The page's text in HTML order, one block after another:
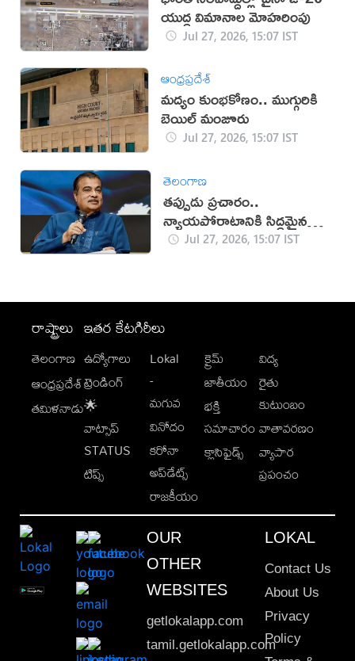
యుద్ధ విమానాల మోహరింపు
Jul 27, 2026, 15:07 IST
ఆంధ్రప్రదేశ్
మద్యం కుంభకోణం.. ముగ్గురికి
బెయిల్ మంజూరు
Jul 27, 2026, 15:07 IST
తెలంగాణ
తప్పుడు ప్రచారం..
న్యాయపోరాటానికి సిద్ధమైన
గడ్కరీ!Jul 27, 2026, 15:07 IST
రాష్ట్రాలు
తెలంగాణ
ఆంధ్రప్రదేశ్
తమిళనాడు
ఇతర కేటగిరీలు
ఉద్యోగాలు
ట్రెండింగ్
🌟
వాట్సాప్
STATUS
టిప్స్
Lokal
-
మగువ
వినోదం
కరోనా
అప్‌డేట్స్
రాజకీయం
క్రైమ్
జాతీయం
భక్తి
సమాచారం
క్లాసిఫైడ్స్
విద్య
రైతు
కుటుంబం
వాతావరణం
వ్యాపార
ప్రపంచం
OUR
OTHER
WEBSITES
getlokalapp.com
tamil.getlokalapp.com
LOKAL
Contact Us
About Us
Privacy
Policy